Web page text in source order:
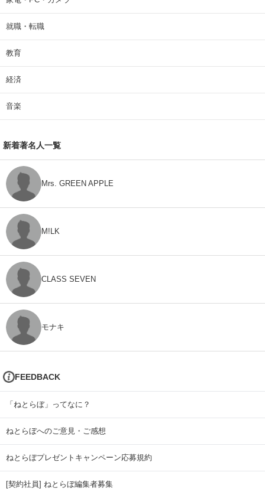
就職・転職
教育
経済
音楽
新着著名人一覧
Mrs. GREEN APPLE
M!LK
CLASS SEVEN
モナキ
FEEDBACK
「ねとらぼ」ってなに？
ねとらぼへのご意見・ご感想
ねとらぼプレゼントキャンペーン応募規約
[契約社員] ねとらぼ編集者募集